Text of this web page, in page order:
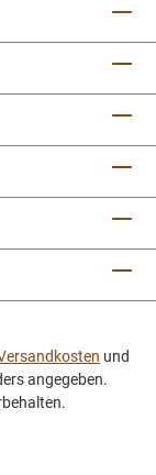
und
angegeben.